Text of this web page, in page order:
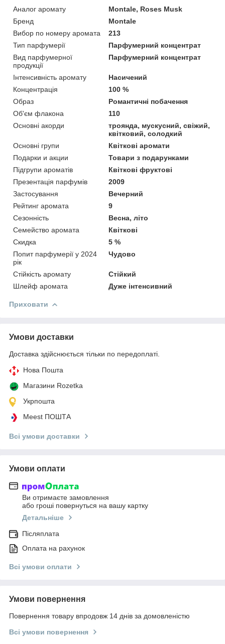
Аналог аромату
Montale, Roses Musk
Бренд
Montale
Вибор по номеру аромата
213
Тип парфумерії
Парфумерний концентрат
Вид парфумерної
продукції
Парфумерний концентрат
Інтенсивність аромату
Насичений
Концентрація
100 %
Образ
Романтичні побачення
Об'єм флакона
110
Основні акорди
троянда, мускусний, свіжий,
квітковий, солодкий
Основні групи
Квіткові аромати
Подарки и акции
Товари з подарунками
Підгрупи ароматів
Квіткові фруктові
Презентація парфумів
2009
Застосування
Вечерний
Рейтинг аромата
9
Сезонність
Весна, літо
Семейство аромата
Квіткові
Скидка
5 %
Попит парфумерії у 2024
рік
Чудово
Стійкість аромату
Стійкий
Шлейф аромата
Дуже інтенсивний
Приховати
Умови доставки
Доставка здійснюється тільки по передоплаті.
Нова Пошта
Магазини Rozetka
Укрпошта
Meest ПОШТА
Всі умови доставки
Умови оплати
Ви отримаєте замовлення
або гроші повернуться на вашу картку
Детальніше
Післяплата
Оплата на рахунок
Всі умови оплати
Умови повернення
Повернення товару впродовж 14 днів за домовленістю
Всі умови повернення